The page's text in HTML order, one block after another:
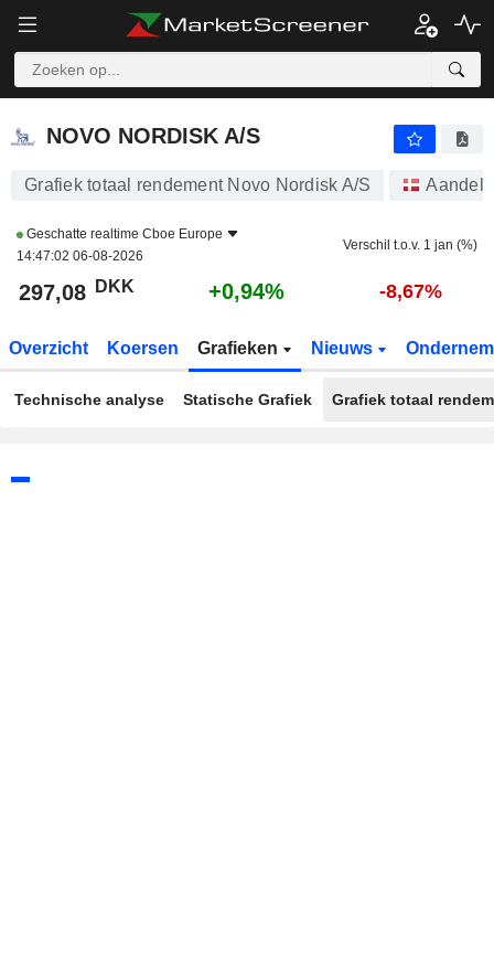
NOVO NORDISK A/S
NOVO NORDISK A/S
Grafiek totaal rendement Novo Nordisk A/S
Geschatte realtime Cboe Europe
14:47:02 06-08-2026
Verschil t.o.v. 1 jan (%)
297,08 DKK +0,94% -8,67%
Overzicht Koersen Grafieken Nieuws
Technische analyse Statische Grafiek Grafiek totaal